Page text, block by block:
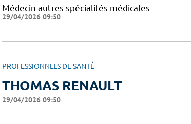
Médecin autres spécialités médicales
29/04/2026 09:50
PROFESSIONNELS DE SANTÉ
THOMAS RENAULT
29/04/2026 09:50